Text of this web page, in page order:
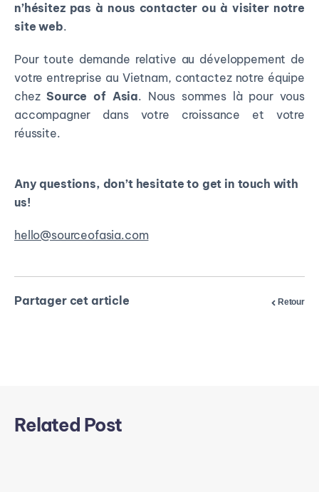
n’hésitez pas à nous contacter ou à visiter notre
site web.
Pour toute demande relative au développement de
votre entreprise au Vietnam, contactez notre équipe
chezSource of Asia. Nous sommes là pour vous
accompagner dans votre croissance et votre
réussite.
Any questions, don’t hesitate to get in touch with
us!
hello@sourceofasia.com
Partager cet article Retour
Related Post